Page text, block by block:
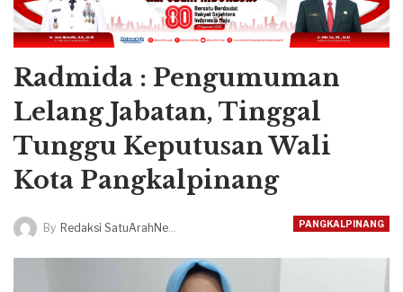
Radmida : Pengumuman
Lelang Jabatan, Tinggal
Tunggu Keputusan Wali
Kota Pangkalpinang
PANGKALPINANG
By Redaksi SatuArahNews